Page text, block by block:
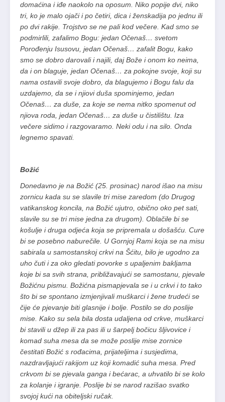
domaćina i iđe naokolo na oposum. Niko popije dvi, niko
tri, ko je malo ojači i po četiri, dica i ženskadija po jednu ili
po dvi rakije. Trojstvo se ne pali kod večere. Kad smo se
podmirlili, zafalimo Bogu: jedan Očenaš… svetom
Porođenju Isusovu, jedan Očenaš… zafalit Bogu, kako
smo se dobro darovali i najili, daj Bože i onom ko neima,
da i on blaguje, jedan Očenaš… za pokojne svoje, koji su
nama ostavili svoje dobro, da blagujemo i Bogu falu da
uzdajemo, da se i njiovi duša spominjemo, jedan
Očenaš… za duše, za koje se nema nitko spomenut od
njiova roda, jedan Očenaš… za duše u čistilištu. Iza
večere sidimo i razgovaramo. Neki odu i na silo. Onda
legnemo spavati.
Božić
Donedavno je na Božić (25. prosinac) narod išao na misu
zornicu kada su se slavile tri mise zaredom (do Drugog
vatikanskog koncila, na Božić ujutro, obično oko pet sati,
slavile su se tri mise jedna za drugom). Oblačile bi se
košulje i druga odjeća koja se pripremala u došašću. Cure
bi se posebno naburečile. U Gornjoj Rami koja se na misu
sabirala u samostanskoj crkvi na Šćitu, bilo je ugodno za
uho čuti i za oko gledati povorke s upaljenim bakljama
koje bi sa svih strana, približavajući se samostanu, pjevale
Božićnu pismu. Božićna pismapjevala se i u crkvi i to tako
što bi se spontano izmjenjivali muškarci i žene trudeći se
čije će pjevanje biti glasnije i bolje. Postilo se do poslije
mise. Kako su sela bila dosta udaljena od crkve, muškarci
bi stavili u džep ili za pas ili u šarpelj bočicu šljivovice i
komad suha mesa da se može poslije mise zornice
čestitati Božić s rođacima, prijateljima i susjedima,
nazdravljajući rakijom uz koji komadić suha mesa. Pred
crkvom bi se pjevala ganga i bećarac, a uhvatilo bi se kolo
za kolanje i igranje. Poslije bi se narod razišao svatko
svojoj kući na obiteljski ručak.